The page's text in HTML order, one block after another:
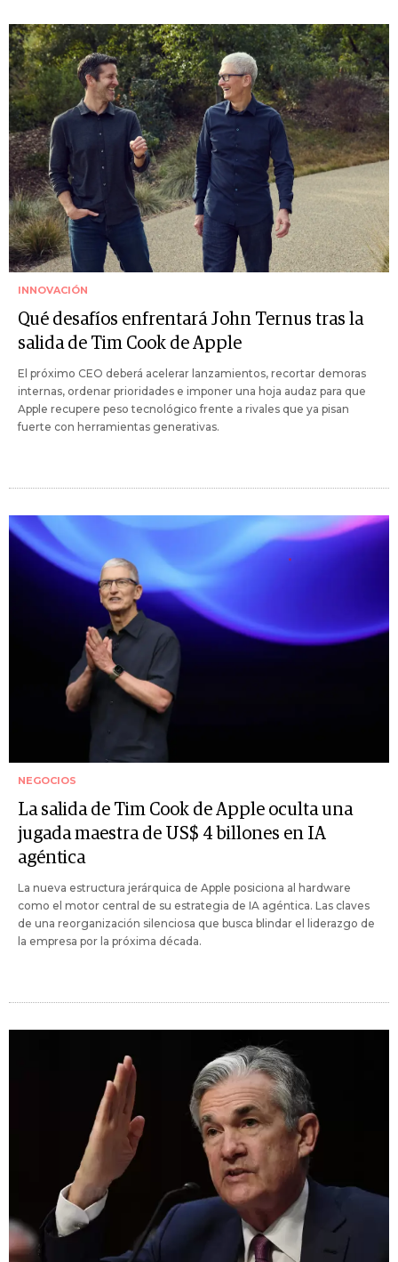
INNOVACIÓN
Qué desafíos enfrentará John Ternus tras la
salida de Tim Cook de Apple
El próximo CEO deberá acelerar lanzamientos, recortar demoras
internas, ordenar prioridades e imponer una hoja audaz para que
Apple recupere peso tecnológico frente a rivales que ya pisan
fuerte con herramientas generativas.
NEGOCIOS
La salida de Tim Cook de Apple oculta una
jugada maestra de US$ 4 billones en IA
agéntica
La nueva estructura jerárquica de Apple posiciona al hardware
como el motor central de su estrategia de IA agéntica. Las claves
de una reorganización silenciosa que busca blindar el liderazgo de
la empresa por la próxima década.